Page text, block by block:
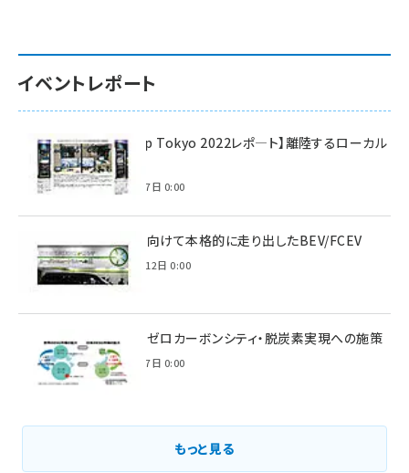
イベントレポート
【Interop Tokyo 2022レポ—ト】離陸するローカル
5G！
2022年7月7日 0:00
脱炭素に向けて本格的に走り出したBEV/FCEV
2022年6月12日 0:00
環境省のゼロカーボンシティ・脱炭素実現への施策
2021年3月7日 0:00
もっと見る